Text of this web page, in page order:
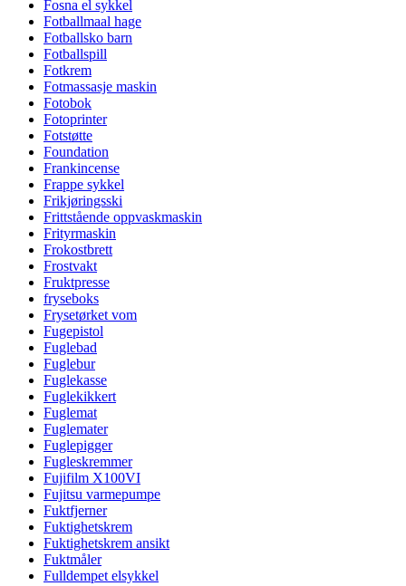
Fosna el sykkel
Fotballmaal hage
Fotballsko barn
Fotballspill
Fotkrem
Fotmassasje maskin
Fotobok
Fotoprinter
Fotstøtte
Foundation
Frankincense
Frappe sykkel
Frikjøringsski
Frittstående oppvaskmaskin
Frityrmaskin
Frokostbrett
Frostvakt
Fruktpresse
fryseboks
Frysetørket vom
Fugepistol
Fuglebad
Fuglebur
Fuglekasse
Fuglekikkert
Fuglemat
Fuglemater
Fuglepigger
Fugleskremmer
Fujifilm X100VI
Fujitsu varmepumpe
Fuktfjerner
Fuktighetskrem
Fuktighetskrem ansikt
Fuktmåler
Fulldempet elsykkel